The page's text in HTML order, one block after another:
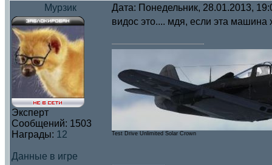
Мурзик Дата: Понедельник, 28.01.2013,
Эксперт
Сообщений: 1503
Награды: 12
Данные в игре
видос это.... мдя, если эта машина
Test Drive Unlimited Solar Crown